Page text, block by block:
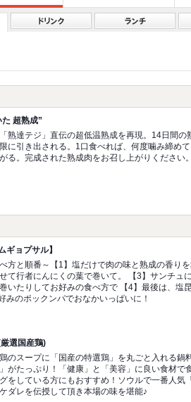
超熟成”
熟達テジ」直伝の超低温熟成を再現。14日間の
に引き出される。1口食べれば、何度噛み締め
る。完成された熟成肉をお召し上がりください。
ギョプサル】
方と順番～【1】塩だけで肉の味と熟成の香り
て行者にんにくの葉で巻いて。 【3】サンチュ
いたりしてお好みの食べ方で 【4】最後は、塩
みのポックンパでおなかいっぱいに！
選国産鶏)
のスープに「国産の特選鶏」を丸ごと入れる鍋
がたっぷり！「健康」と「美容」に良い食材で
をしている方にもおすすめ！ソウルで一番人気
ダレを伝授して頂き本場の味を堪能♪